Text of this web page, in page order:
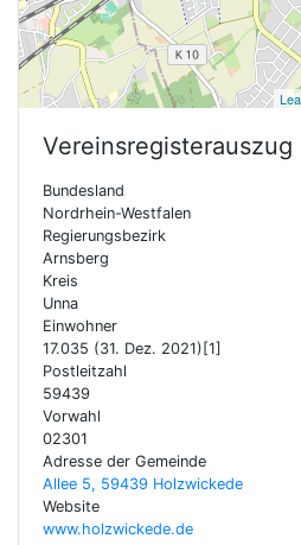
Vereinsregisterauszug
Bundesland
Nordrhein-Westfalen
Regierungsbezirk
Arnsberg
Kreis
Unna
Einwohner
17.035 (31. Dez. 2021)[1]
Postleitzahl
59439
Vorwahl
02301
Adresse der Gemeinde
Allee 5, 59439 Holzwickede
Website
www.holzwickede.de